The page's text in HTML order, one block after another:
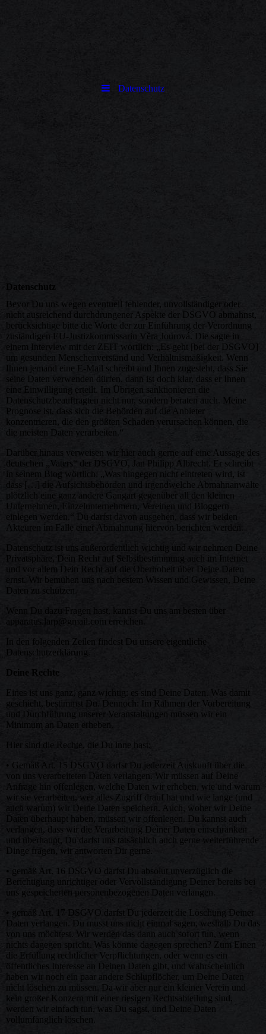
Datenschutz
Datenschutz
Bevor Du uns wegen eventuell fehlender, unvollständiger oder
nicht ausreichend durchdrungener Aspekte der DSGVO abmahnst,
berücksichtige bitte die Worte der zur Einführung der Verordnung
zuständigen EU-Justizkommissarin Věra Jourová. Die sagte in
einem Interview mit der ZEIT wörtlich: „Es geht [bei der DSGVO]
um gesunden Menschenverstand und Verhältnismäßigkeit. Wenn
Ihnen jemand eine E-Mail schreibt und Ihnen zugesteht, dass Sie
seine Daten verwenden dürfen, dann ist doch klar, dass er Ihnen
eine Einwilligung erteilt. Im Übrigen sanktionieren die
Datenschutzbeauftragten nicht nur, sondern beraten auch. Meine
Prognose ist, dass sich die Behörden auf die Anbieter
konzentrieren, die den größten Schaden verursachen können, die
die meisten Daten verarbeiten.“
Darüber hinaus verweisen wir hier auch gerne auf eine Aussage des
deutschen „Vaters“ der DSGVO, Jan Philipp Albrecht. Er schreibt
in seinem Blog wörtlich: „Was hingegen nicht eintreten wird, ist
dass […] die Aufsichtsbehörden und irgendwelche Abmahnanwälte
plötzlich eine ganz andere Gangart gegenüber all den kleinen
Unternehmen, Einzelunternehmern, Vereinen und Bloggern
einlegen werden.“ Du darfst davon ausgehen, dass wir beiden
Akteuren im Falle einer Abmahnung hiervon berichten werden.
Datenschutz ist uns außerordentlich wichtig und wir nehmen Deine
Privatsphäre, Dein Recht auf Selbstbestimmung auch im Internet
und vor allem Dein Recht auf die Oberhoheit über Deine Daten
ernst. Wir bemühen uns nach bestem Wissen und Gewissen, Deine
Daten zu schützen.
Wenn Du dazu Fragen hast, kannst Du uns am besten über
apparatus.larp@gmail.com erreichen.
In den folgenden Zeilen findest Du unsere eigentliche
Datenschutzerklärung.
Deine Rechte
Eines ist uns ganz, ganz wichtig: es sind Deine Daten. Was damit
geschieht, bestimmst Du. Dennoch: Im Rahmen der Vorbereitung
und Durchführung unserer Veranstaltungen müssen wir ein
Minimum an Daten erheben.
Hier sind die Rechte, die Du inne hast:
• Gemäß Art. 15 DSGVO darfst Du jederzeit Auskunft über die
von uns verarbeiteten Daten verlangen. Wir müssen auf Deine
Anfrage hin offenlegen, welche Daten wir erheben, wie und warum
wir sie verarbeiten, wer alles Zugriff drauf hat und wie lange (und
auch warum) wir Deine Daten speichern. Auch, woher wir Deine
Daten überhaupt haben, müssen wir offenlegen. Du kannst auch
verlangen, dass wir die Verarbeitung Deiner Daten einschränken
und überhaupt, Du darfst uns tatsächlich auch gerne weiterführende
Dinge fragen, wir antworten Dir gerne.
• gemäß Art. 16 DSGVO darfst Du absolut unverzüglich die
Berichtigung unrichtiger oder Vervollständigung Deiner bereits bei
uns gespeicherten personenbezogenen Daten verlangen.
• gemäß Art. 17 DSGVO darfst Du jederzeit die Löschung Deiner
Daten verlangen. Du musst uns nicht einmal sagen, weshalb Du das
von uns möchtest. Wir werden das dann auch sofort tun, wenn
nichts dagegen spricht. Was könnte dagegen sprechen? Zum Einen
die Erfüllung rechtlicher Verpflichtungen, oder wenn es ein
öffentliches Interesse an Deinen Daten gibt, und wahrscheinlich
haben wir noch ein paar andere Schlupflöcher, um Deine Daten
nicht löschen zu müssen. Da wir aber nur ein kleiner Verein und
kein großer Konzern mit einer riesigen Rechtsabteilung sind,
werden wir einfach tun, was Du sagst, und Deine Daten
vollumfänglich löschen.